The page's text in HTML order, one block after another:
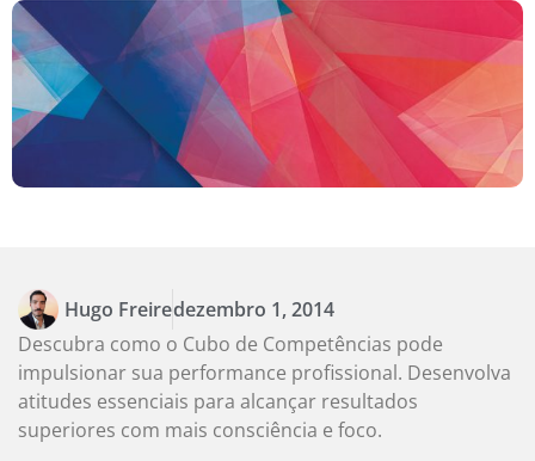
Hugo Freiredezembro 1, 2014
Descubra como o Cubo de Competências pode
impulsionar sua performance profissional. Desenvolva
atitudes essenciais para alcançar resultados
superiores com mais consciência e foco.